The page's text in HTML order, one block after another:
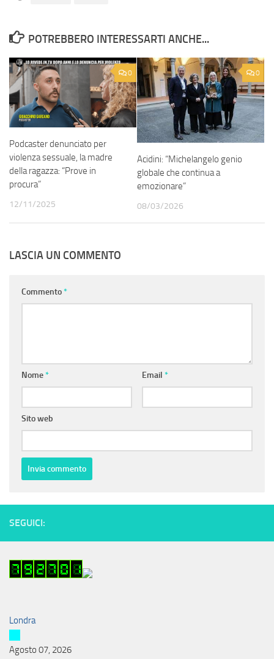
POTREBBERO INTERESSARTI ANCHE...
0
Podcaster denunciato per
violenza sessuale, la madre
della ragazza: “Prove in
procura”
12/11/2025
0
Acidini: “Michelangelo genio
globale che continua a
emozionare”
08/03/2026
LASCIA UN COMMENTO
Commento*
Nome* Email *
Sito web
SEGUICI:
Londra
Agosto 07, 2026